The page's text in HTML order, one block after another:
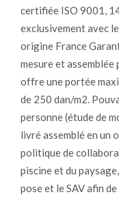
certifiée ISO 9001,
exclusivement avec
origine France
mesure et
offre une portée
de 250 dan/m2.
personne (étude de
livré assemblé en un
politique de
piscine et du
pose et le SAV afin